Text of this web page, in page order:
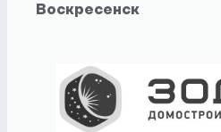
Воскресенск